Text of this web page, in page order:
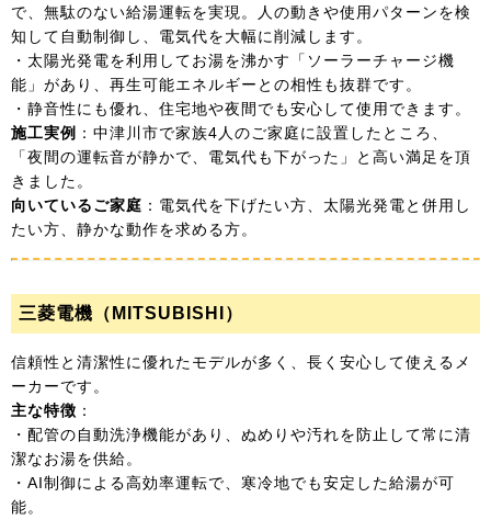
で、無駄のない給湯運転を実現。人の動きや使用パターンを検
知して自動制御し、電気代を大幅に削減します。
・太陽光発電を利用してお湯を沸かす「ソーラーチャージ機
能」があり、再生可能エネルギーとの相性も抜群です。
・静音性にも優れ、住宅地や夜間でも安心して使用できます。
施工実例 ：中津川市で家族4人のご家庭に設置したところ、
「夜間の運転音が静かで、電気代も下がった」と高い満足を頂
きました。
向いているご家庭 ：電気代を下げたい方、太陽光発電と併用し
たい方、静かな動作を求める方。
三菱電機（MITSUBISHI）
信頼性と清潔性に優れたモデルが多く、長く安心して使えるメ
ーカーです。
主な特徴 ：
・配管の自動洗浄機能があり、ぬめりや汚れを防止して常に清
潔なお湯を供給。
・AI制御による高効率運転で、寒冷地でも安定した給湯が可
能。